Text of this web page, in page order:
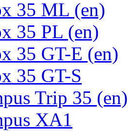
35 ML (en)
35 PL (en)
35 GT-E (en)
35 GT-S
Trip 35 (en)
XA1